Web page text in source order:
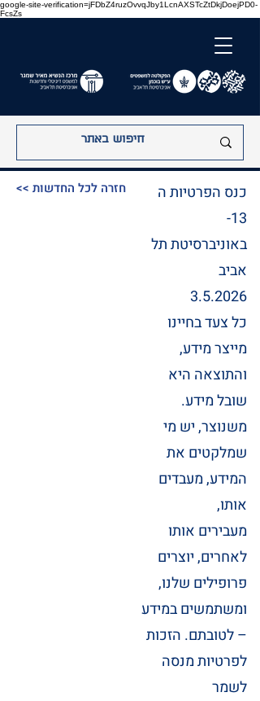
google-site-verification=jFDbZ4ruzOvvqJby1LcnAXSTcZtDkjDoejPD0-
FcsZs
<< חזרה לכל החדשות
כנס הפרטיות ה
13-
באוניברסיטת תל
אביב
3.5.2026
כל צעד בחיינו
מייצר מידע,
והתוצאה היא
שובל מידע.
משנוצר, יש מי
שמלקטים את
המידע, מעבדים
אותו,
מעבירים אותו
לאחרים, יוצרים
פרופילים שלנו,
ומשתמשים במידע
– לטובתם. הזכות
לפרטיות מנסה
לשמר